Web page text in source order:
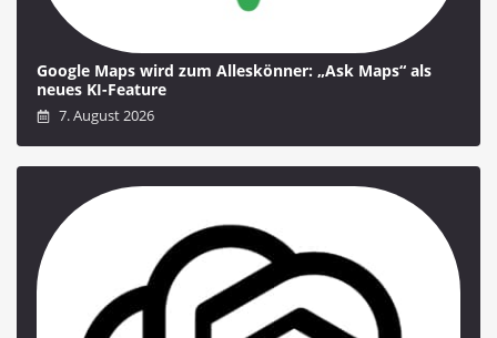
Google Maps wird zum Alleskönner: „Ask Maps“ als
neues KI-Feature
7. August 2026